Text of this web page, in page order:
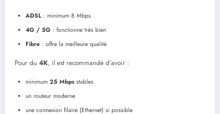
ADSL: minimum 8 Mbps
4G / 5G : fonctionne très bien
Fibre : offre la meilleure qualité
Pour du 4K, il est recommandé d’avoir :
minimum 25 Mbpsstables
un routeur moderne
une connexion filaire (Ethernet) si possible